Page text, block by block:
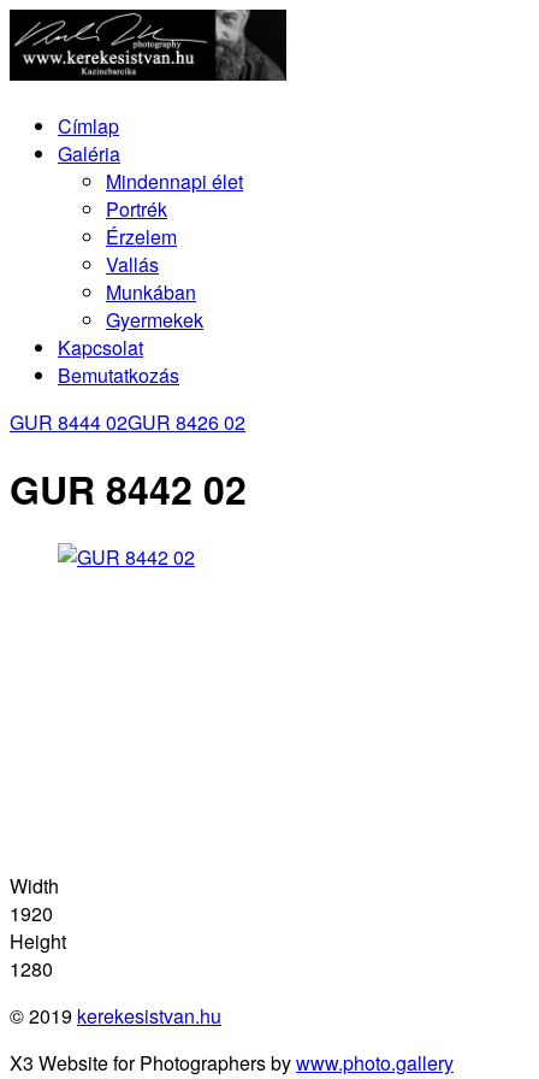
Címlap
Galéria
Mindennapi élet
Portrék
Érzelem
Vallás
Munkában
Gyermekek
Kapcsolat
Bemutatkozás
GUR 8444 02GUR 8426 02
GUR 8442 02
Width
1920
Height
1280
© 2019 kerekesistvan.hu
X3 Website for Photographers bywww.photo.gallery